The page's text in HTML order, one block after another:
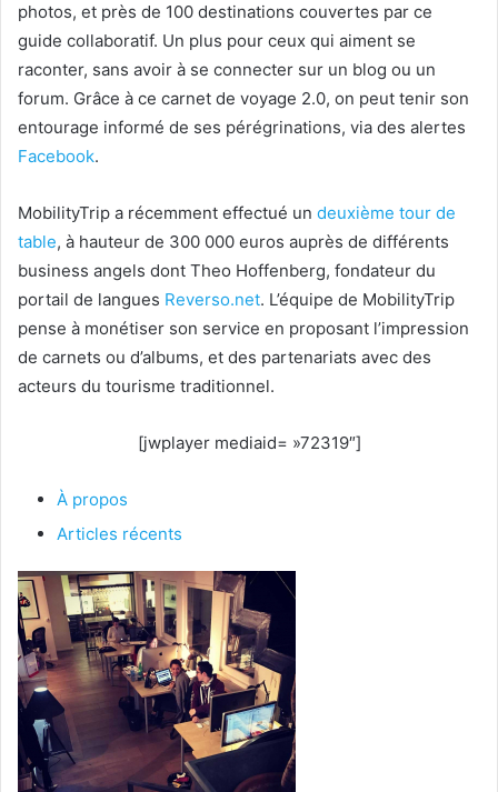
photos, et près de 100 destinations couvertes par ce
guide collaboratif. Un plus pour ceux qui aiment se
raconter, sans avoir à se connecter sur un blog ou un
forum. Grâce à ce carnet de voyage 2.0, on peut tenir son
entourage informé de ses pérégrinations, via des alertes
Facebook.
MobilityTrip a récemment effectué un deuxième tour de
table, à hauteur de 300 000 euros auprès de différents
business angels dont Theo Hoffenberg, fondateur du
portail de langues Reverso.net. L’équipe de MobilityTrip
pense à monétiser son service en proposant l’impression
de carnets ou d’albums, et des partenariats avec des
acteurs du tourisme traditionnel.
[jwplayer mediaid= »72319″]
À propos
Articles récents